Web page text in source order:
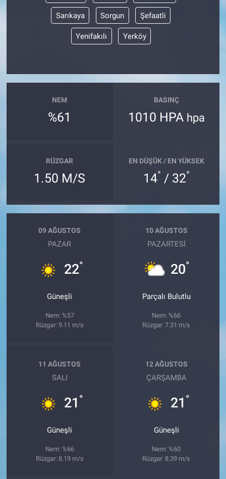
Sarıkaya Sorgun Şefaatli
Yenifakılı Yerköy
NEM
%61
BASINÇ
1010 HPA hpa
RÜZGAR
1.50 M/S
EN DÜŞÜK / EN YÜKSEK
14° / 32°
09 AĞUSTOS
PAZAR
22°
Güneşli
Nem: %57
Rüzgar: 9.11 m/s
10 AĞUSTOS
PAZARTESI
20°
Parçalı Bulutlu
Nem: %66
Rüzgar: 7.31 m/s
11 AĞUSTOS
SALI
21 °
Güneşli
Nem: %66
Rüzgar: 8.19 m/s
12 AĞUSTOS
ÇARŞAMBA
21 °
Güneşli
Nem: %60
Rüzgar: 8.39 m/s